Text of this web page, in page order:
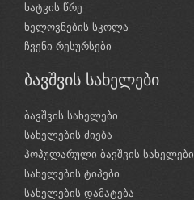
ხატვის წრე
ხელოვნების სკოლა
ჩვენი რესურსები
ბავშვის სახელები
ბავშვის სახელები
სახელების ძიება
პოპულარული ბავშვის სახელები
სახელების ტიპები
სახელების დამატება